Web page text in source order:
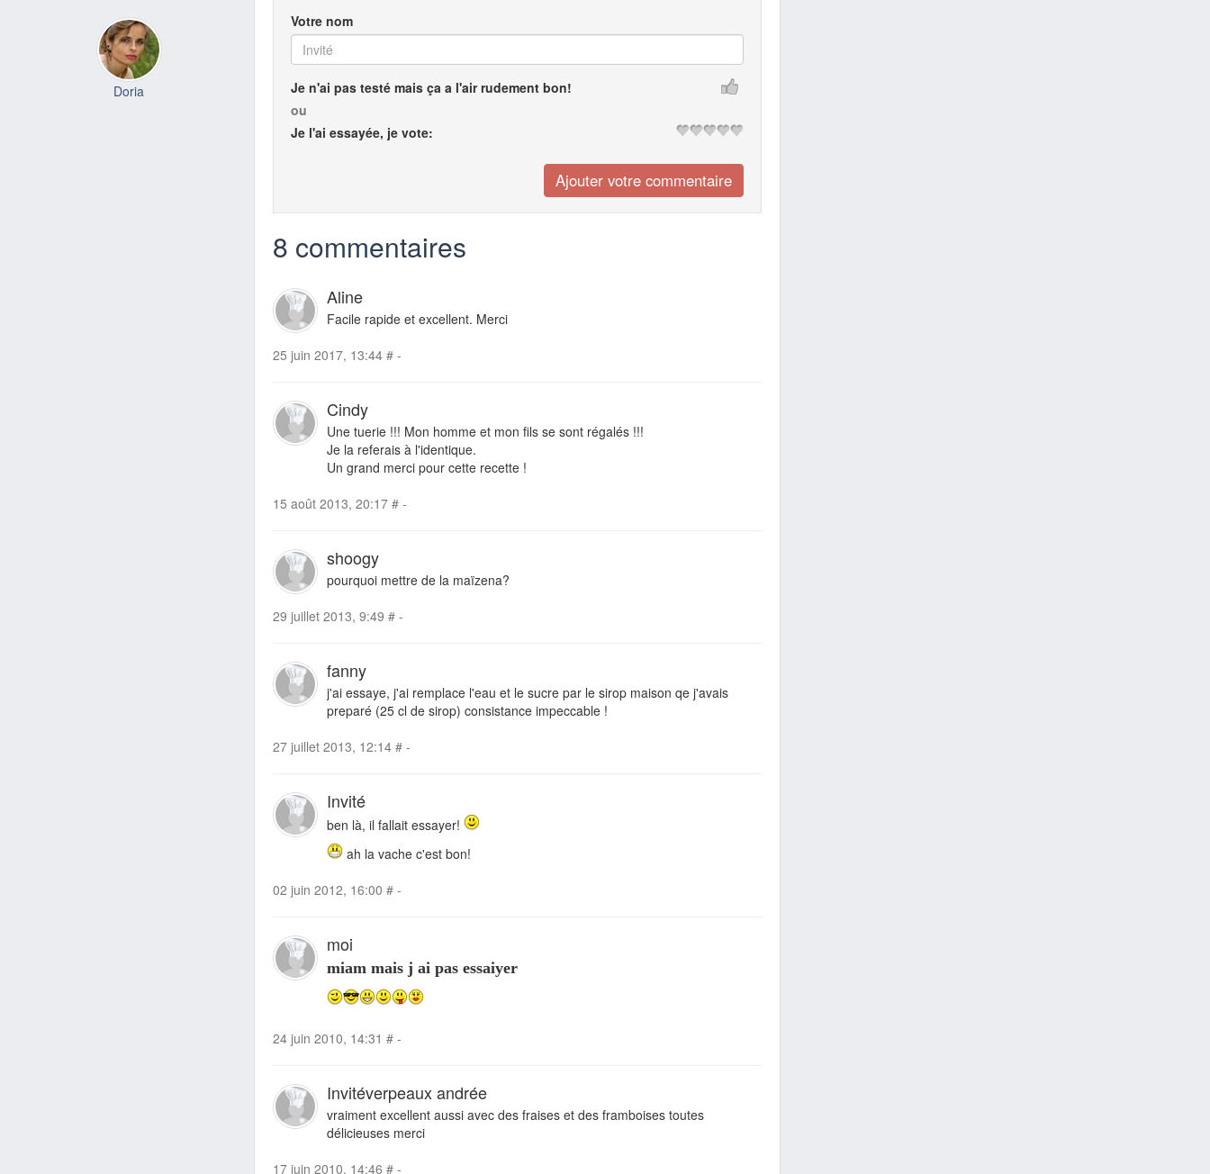
Votre nom
Je n'ai pas testé mais ça a l'air rudement bon!
ou
Je l'ai essayée, je vote:
8 commentaires
Aline
Facile rapide et excellent. Merci
25 juin 2017, 13:44 # -
Cindy
Une tuerie !!! Mon homme et mon fils se sont régalés !!!
Je la referais à l'identique.
Un grand merci pour cette recette !
15 août 2013, 20:17 # -
shoogy
pourquoi mettre de la maïzena?
29 juillet 2013, 9:49 # -
fanny
j'ai essaye, j'ai remplace l'eau et le sucre par le sirop maison qe j'avais
preparé (25 cl de sirop) consistance impeccable !
27 juillet 2013, 12:14 # -
Invité
ben là, il fallait essayer!
ah la vache c'est bon!
02 juin 2012, 16:00 # -
moi
miam mais j ai pas essaiyer
24 juin 2010, 14:31 # -
Invitéverpeaux andrée
vraiment excellent aussi avec des fraises et des framboises toutes
délicieuses merci
17 juin 2010, 14:46 # -
Doria